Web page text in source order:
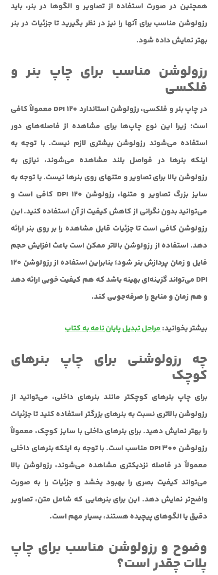
همچنین در صورت استفاده از تصاویر و الگوها در بنر، باید
رزولوشن مناسب برای آنها را نیز در نظر بگیرید تا جزئیات در بنر
بهتر نمایش داده شود.
رزولوشن مناسب برای چاپ بنر و
فلکسی
در چاپ بنر و فلکسی، رزولوشن استاندارد DPI 120 معمولاً کافی
است؛ زیرا این نوع چاپ‌ها برای مشاهده از فاصله‌های دور
استفاده می‌شوند رزولوشن بیشتری لازم نیست. با توجه به
اینکه بنرها در فواصل بلند مشاهده می‌شوند، نیازی به
رزولوشن بالا برای تصاویر و متنهای روی بنرها نیست. با توجه به
سایز بزرگ تصاویر و متنها، رزولوشن 120 DPI کافی است و
می‌توانید بدون نگرانی از کاهش کیفیت از آن استفاده کنید. این
رزولوشن کافی است تا جزئیات قابل مشاهده را بر روی بنر ارائه
دهد. استفاده از رزولوشن بالاتر ممکن است باعث افزایش حجم
فایل و زمان پردازش بنر شود؛ بنابراین استفاده از رزولوشن 120
DPI می‌تواند گزینه‌ای بهینه باشد که هم کیفیت خوبی ارائه دهد
و هم زمان و منابع را صرفه‌جویی کند.
بیشتر بخوانید:مراحل تبدیل پایان نامه به کتاب
چه رزولوشنی برای چاپ بنرهای
کوچک
برای چاپ بنرهای کوچکتر مانند بنرهای داخلی، می‌توانید از
رزولوشن بالاتری نسبت به بنرهای بزرگتر استفاده کنید تا جزئیات
را بهتر نمایش دهید. برای بنرهای داخلی با سایز کوچک، معمولاً
رزولوشن 300 DPI مناسب است. با توجه به اینکه بنرهای داخلی
معمولاً در فاصله نزدیکتری مشاهده می‌شوند، رزولوشن بالا
می‌تواند کیفیت بصری را بهبود بخشد و جزئیات را به صورت
واضح‌تر نمایش دهد. این برای بنرهایی که شامل متن، تصاویر
دقیق یا الگوهای پیچیده هستند، بسیار مهم است.
وضوح و رزولوشن مناسب برای چاپ
پلات چقدر است؟